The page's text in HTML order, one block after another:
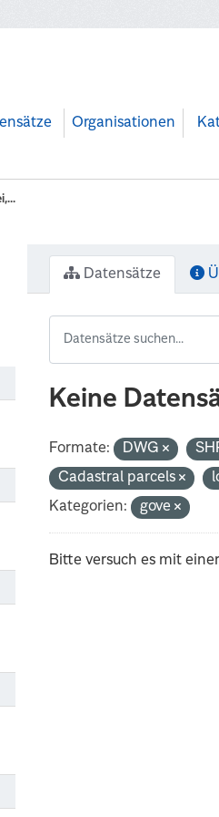
Organisationen
Datensätze
Keine
Formate: DWG
Cadastral parcels
Kategorien:
gove
Bitte versuch es mit